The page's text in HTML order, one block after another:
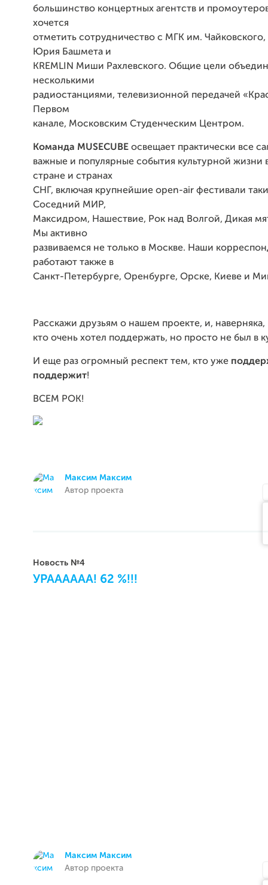
большинство концертных агентств и
хочется
отметить сотрудничество с МГК им.
Юрия Башмета и
KREMLIN Миши Рахлевского. Общие цели
несколькими
радиостанциями, телевизионной передачей
Первом
канале, Московским Студенческим Центром.
Команда MUSECUBE освещает практически все
важные и популярные события культурной жизни
стране и странах
СНГ, включая крупнейшие open-air фестивали
Соседний МИР,
Максидром, Нашествие, Рок над Волгой, Дикая
Мы активно
развиваемся не только в Москве. Наши
работают также в
Санкт-Петербурге, Оренбурге, Орске, Киеве и
Расскажи друзьям о нашем проекте, и, наверняка,
кто очень хотел поддержать, но просто не был в
И еще раз огромный респект тем, кто уже
поддержит!
ВСЕМ РОК!
Максим Максим
Автор проекта
Новость №4
УРАААААА! 62 %!!!
Максим Максим
Автор проекта